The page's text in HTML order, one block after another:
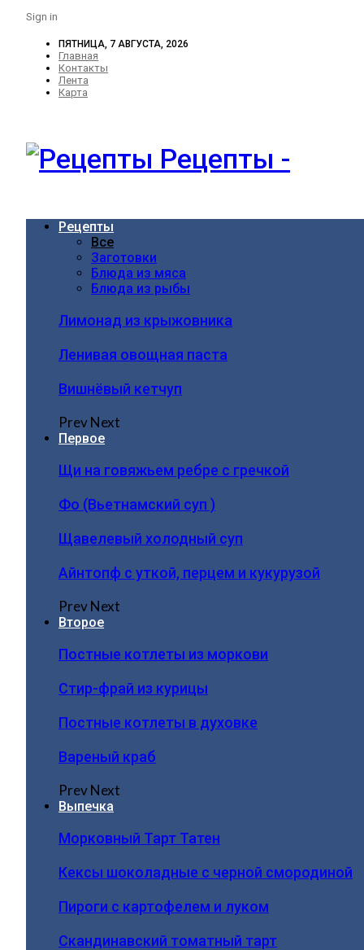
Sign in
ПЯТНИЦА, 7 АВГУСТА, 2026
Главная
Контакты
Лента
Карта
Рецепты -
Рецепты
Все
Заготовки
Блюда из мяса
Блюда из рыбы
Лимонад из крыжовника
Ленивая овощная паста
Вишнёвый кетчуп
PrevNext
Первое
Щи на говяжьем ребре с гречкой
Фо (Вьетнамский суп )
Щавелевый холодный суп
Айнтопф с уткой, перцем и кукурузой
PrevNext
Второе
Постные котлеты из моркови
Стир-фрай из курицы
Постные котлеты в духовке
Вареный краб
PrevNext
Выпечка
Морковный Тарт Татен
Кексы шоколадные с черной смородиной
Пироги c картофелем и луком
Скандинавский томатный тарт